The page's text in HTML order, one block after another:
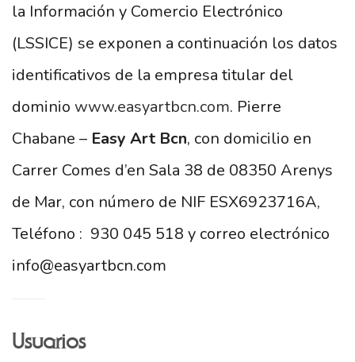
la Información y Comercio Electrónico
(LSSICE) se exponen a continuación los datos
identificativos de la empresa titular del
dominio www.easyartbcn.com. Pierre
Chabane – Easy Art Bcn, con domicilio en
Carrer Comes d’en Sala 38 de 08350 Arenys
de Mar, con número de NIF ESX6923716A,
Teléfono : 930 045 518 y correo electrónico
info@easyartbcn.com
Usuarios